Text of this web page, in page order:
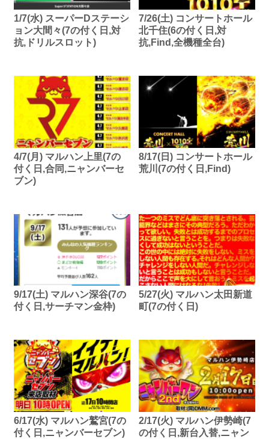
1/7(水) スーパーDステーシ
ョン大間々(7の付く日,対
抗,ドリルスロット)
7/26(土) コンサートホール
北千住(6の付く日,対
抗,Find,全機種全台)
4/7(月) マルハン上里(7の
付く日,合同,ニャンバーセ
ブン)
8/17(日) コンサートホール
荒川(7の付く日,Find)
9/17(土) マルハン深谷(7の
付く日,サーチマン金枠)
5/27(火) マルハン太田新道
町(7の付く日)
6/17(水) マルハン鷲宮(7の
付く日,ニャンバーセブン)
2/17(火) マルハン伊勢崎(7
の付く日,新台入替,ニャン